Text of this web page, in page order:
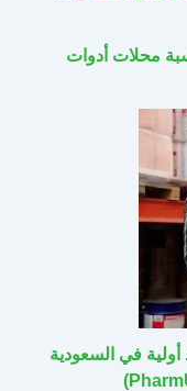
محلات أدوات
في السعودية